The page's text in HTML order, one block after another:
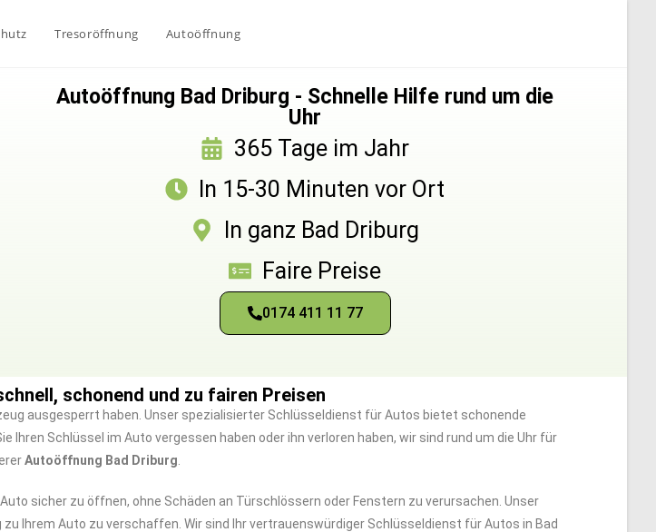
Tresoröffnung Autoöffnung
Autoöffnung Bad Driburg - Schnelle Hilfe rund um die
Uhr
365 Tage im Jahr
In 15-30 Minuten vor Ort
In ganz Bad Driburg
Faire Preise
0174 411 11 77
schonend und zu fairen Preisen
ausgesperrt haben. Unser spezialisierter Schlüsseldienst für Autos bietet schonende
Ihren Schlüssel im Auto vergessen haben oder ihn verloren haben, wir sind rund um die Uhr für
Autoöffnung Bad Driburg
sicher zu öffnen, ohne Schäden an Türschlössern oder Fenstern zu verursachen. Unser
Ihrem Auto zu verschaffen. Wir sind Ihr vertrauenswürdiger Schlüsseldienst für Autos in Bad